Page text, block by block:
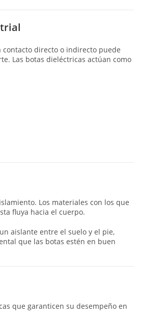
directo o indirecto puede
Las botas dieléctricas actúan como
Los materiales con los que
fluya hacia el cuerpo.
aislante entre el suelo y el pie,
que las botas estén en buen
que garanticen su desempeño en